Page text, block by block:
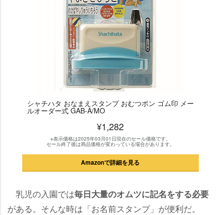
シャチハタ おなまえスタンプ おむつポン ゴム印 メー
ルオーダー式 GAB-A/MO
¥1,282
※表示価格は2025年03月01日現在のセール価格です。
セール終了後は商品価格が変わっている場合があります。
Amazonで詳細を見る
乳児の入園では毎日大量のオムツに記名をする必要
がある。そんな時は「お名前スタンプ」が便利だ。